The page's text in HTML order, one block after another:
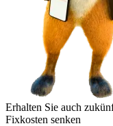
Erhalten Sie auch
Fixkosten senken